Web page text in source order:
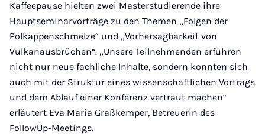
Kaffeepause hielten zwei Masterstudierende ihre
Hauptseminarvorträge zu den Themen „Folgen der
Polkappenschmelze“ und „Vorhersagbarkeit von
Vulkanausbrüchen“. „Unsere Teilnehmenden erfuhren
nicht nur neue fachliche Inhalte, sondern konnten sich
auch mit der Struktur eines wissenschaftlichen Vortrags
und dem Ablauf einer Konferenz vertraut machen“
erläutert Eva Maria Graßkemper, Betreuerin des
FollowUp-Meetings.